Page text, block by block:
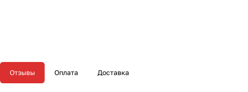
Отзывы Оплата Доставка